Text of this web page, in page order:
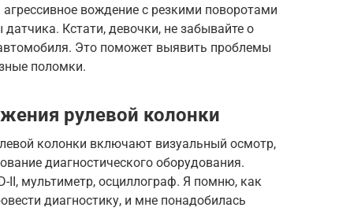
вождение с резкими поворотами
Кстати, девочки, не забывайте о
Это поможет выявить проблемы
поломки.
рулевой колонки
колонки включают визуальный осмотр,
диагностического оборудования.
II, мультиметр, осциллограф. Я помню, как
диагностику, и мне понадобилась